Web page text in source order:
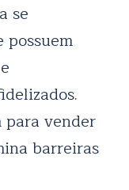
se
para vender
barreiras